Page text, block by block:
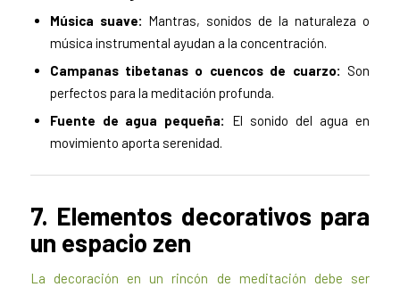
Música suave: Mantras, sonidos de la naturaleza o
música instrumental ayudan a la concentración.
Campanas tibetanas o cuencos de cuarzo: Son
perfectos para la meditación profunda.
Fuente de agua pequeña:
El sonido del agua en
movimiento aporta serenidad.
7. Elementos decorativos para
un espacio zen
La decoración en un rincón de meditación debe ser